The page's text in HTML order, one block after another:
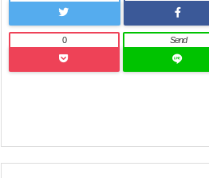
0 Send